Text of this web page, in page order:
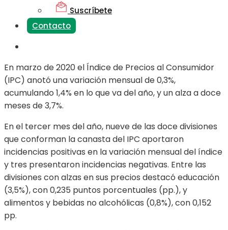
Suscríbete
Contacto
En marzo de 2020 el Índice de Precios al Consumidor
(IPC) anotó una variación mensual de 0,3%,
acumulando 1,4% en lo que va del año, y un alza a doce
meses de 3,7%.
En el tercer mes del año, nueve de las doce divisiones
que conforman la canasta del IPC aportaron
incidencias positivas en la variación mensual del índice
y tres presentaron incidencias negativas. Entre las
divisiones con alzas en sus precios destacó educación
(3,5%), con 0,235 puntos porcentuales (pp.), y
alimentos y bebidas no alcohólicas (0,8%), con 0,152
pp.